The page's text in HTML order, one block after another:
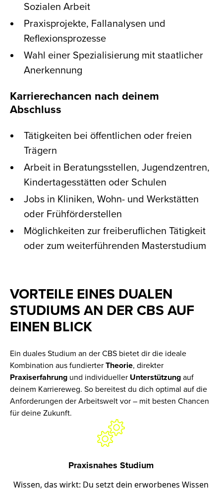
Sozialen Arbeit
Praxisprojekte, Fallanalysen und
Reflexionsprozesse
Wahl einer Spezialisierung mit staatlicher
Anerkennung
Karrierechancen nach deinem
Abschluss
Tätigkeiten bei öffentlichen oder freien
Trägern
Arbeit in Beratungsstellen, Jugendzentren,
Kindertagesstätten oder Schulen
Jobs in Kliniken, Wohn- und Werkstätten
oder Frühförderstellen
Möglichkeiten zur freiberuflichen Tätigkeit
oder zum weiterführenden Masterstudium
VORTEILE EINES DUALEN
STUDIUMS AN DER CBS AUF
EINEN BLICK
Ein duales Studium an der CBS bietet dir die ideale
Kombination aus fundierter Theorie, direkter
Praxiserfahrung und individueller Unterstützung auf
deinem Karriereweg. So bereitest du dich optimal auf die
Anforderungen der Arbeitswelt vor – mit besten Chancen
für deine Zukunft.
Praxisnahes Studium
Wissen, das wirkt: Du setzt dein erworbenes Wissen